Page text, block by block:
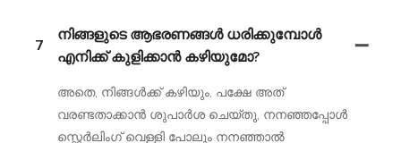
7
നിങ്ങളുടെ ആഭരണങ്ങൾ ധരിക്കുമ്പോൾ
എനിക്ക് കുളിക്കാൻ കഴിയുമോ?
അതെ, നിങ്ങൾക്ക് കഴിയും, പക്ഷേ അത്
വരണ്ടതാക്കാൻ ശുപാർശ ചെയ്തു, നനഞ്ഞപ്പോൾ
സ്റ്റെർലിംഗ് വെള്ളി പോലും നനഞ്ഞാൽ